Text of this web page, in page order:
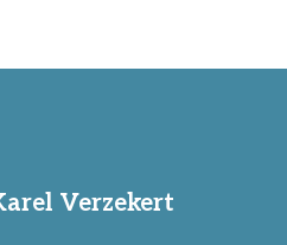
Verzekert